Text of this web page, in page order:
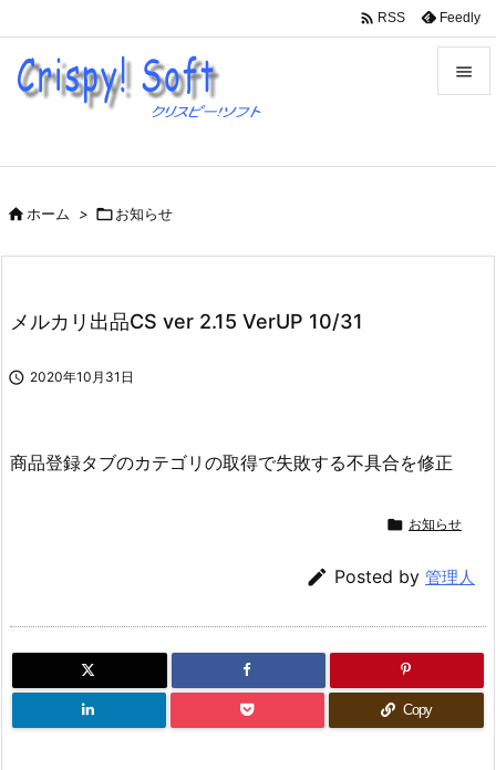


前へ
 RSS Feedly
ホーム > お知らせ
メルカリ出品CS ver 2.15 VerUP 10/31
 2020年10月31日
商品登録タブのカテゴリの取得で失敗する不具合を修正
 お知らせ
 Posted by 管理人
Copy